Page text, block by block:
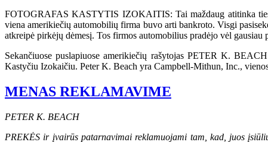
FOTOGRAFAS KASTYTIS IZOKAITIS: Tai maždaug atitinka
viena amerikiečių automobilių firma buvo arti bankroto. Visgi
atkreipė pirkėjų dėmesį. Tos firmos automobilius pradėjo vėl gausiau
Sekančiuose puslapiuose amerikiečių rašytojas PETER K.
Kastyčiu Izokaičiu. Peter K. Beach yra Campbell-Mithun, Inc.,
MENAS REKLAMAVIME
PETER K. BEACH
PREKĖS ir įvairūs patarnavimai reklamuojami tam, kad, juos